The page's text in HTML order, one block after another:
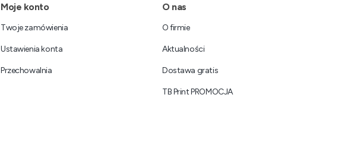
Moje konto
Twoje zamówienia
Ustawienia konta
Przechowalnia
O nas
O firmie
Aktualności
Dostawa gratis
TB Print PROMOCJA